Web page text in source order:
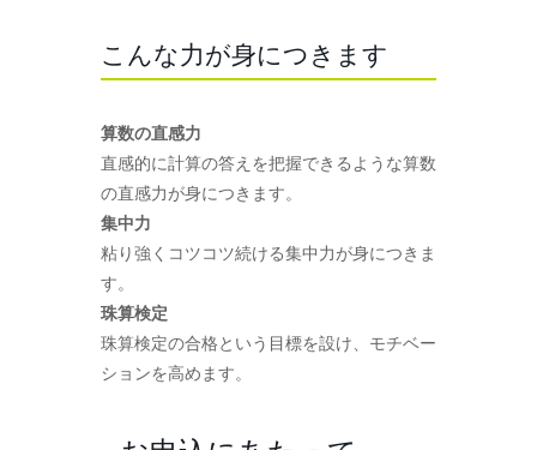
こんな力が身につきます
算数の直感力
直感的に計算の答えを把握できるような算数
の直感力が身につきます。
集中力
粘り強くコツコツ続ける集中力が身につきま
す。
珠算検定
珠算検定の合格という目標を設け、モチベー
ションを高めます。